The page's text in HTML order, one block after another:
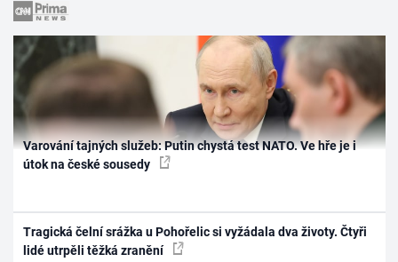
Varování tajných služeb: Putin chystá test NATO. Ve hře je i
útok na české sousedy
Tragická čelní srážka u Pohořelic si vyžádala dva životy. Čtyři
lidé utrpěli těžká zranění